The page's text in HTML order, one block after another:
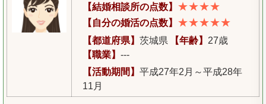
【結婚相談所の点数】 ★★★★
【自分の婚活の点数】 ★★★★★
【都道府県】 茨城県 【年齢】 27歳
【職業】 ---
【活動期間】 平成27年2月～平成28年
11月